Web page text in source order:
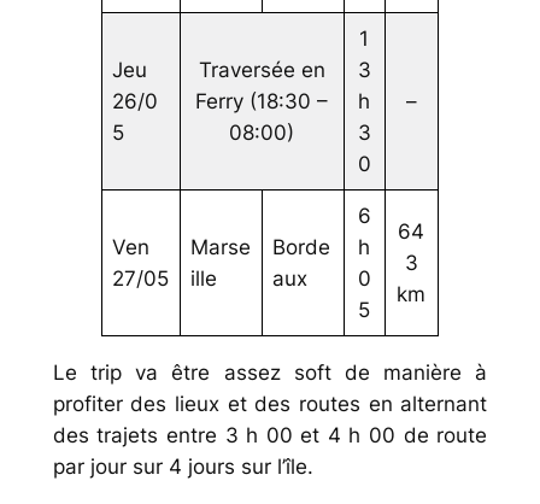
Jeu
26/0
5
Traversée en
Ferry (18:30 –
08:00)
1
3
h
3
0
–
Ven
27/05
Marse
ille
Borde
aux
6
h
0
5
64
3
km
Le trip va être assez soft de manière à
profiter des lieux et des routes en alternant
des trajets entre 3 h 00 et 4 h 00 de route
par jour sur 4 jours sur l’île.